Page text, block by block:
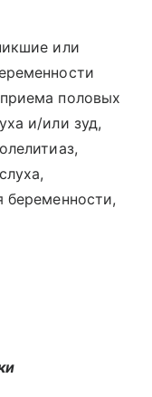
или
половых
и/или зуд,
беременности,